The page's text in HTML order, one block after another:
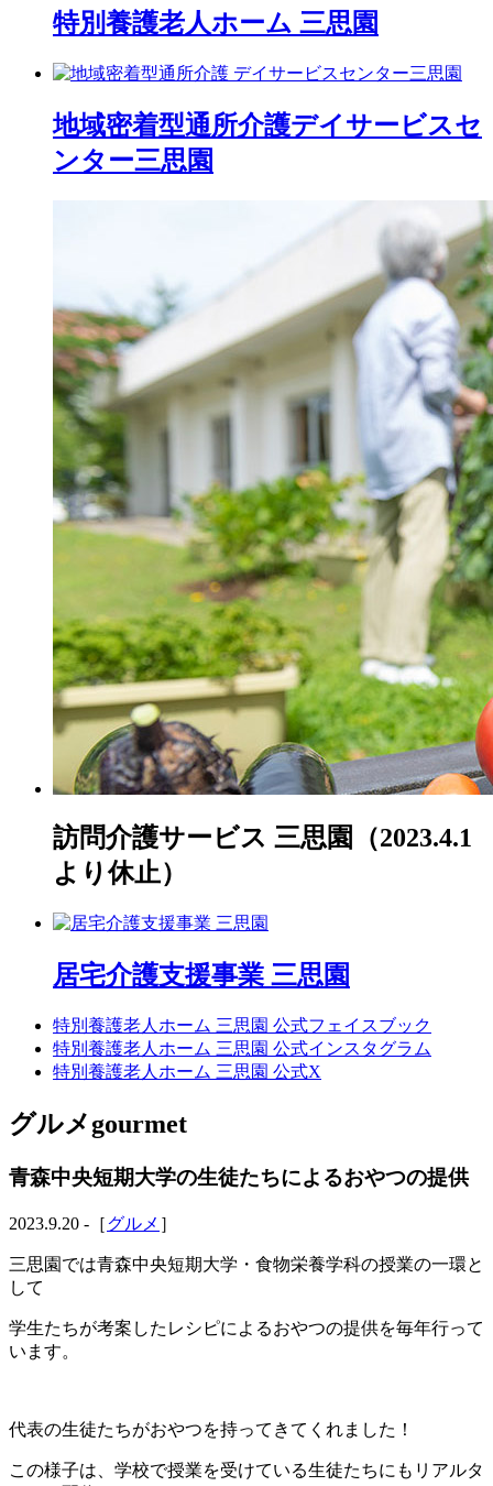
特別養護老人ホーム 三思園
地域密着型通所介護デイサービスセ
ンター三思園
訪問介護サービス 三思園（2023.4.1
より休止）
居宅介護支援事業 三思園
特別養護老人ホーム 三思園 公式フェイスブック
特別養護老人ホーム 三思園 公式インスタグラム
特別養護老人ホーム 三思園 公式X
グルメgourmet
青森中央短期大学の生徒たちによるおやつの提供
2023.9.20 -［グルメ ］
三思園では青森中央短期大学・食物栄養学科の授業の一環と
して
学生たちが考案したレシピによるおやつの提供を毎年行って
います。
代表の生徒たちがおやつを持ってきてくれました！
この様子は、学校で授業を受けている生徒たちにもリアルタ